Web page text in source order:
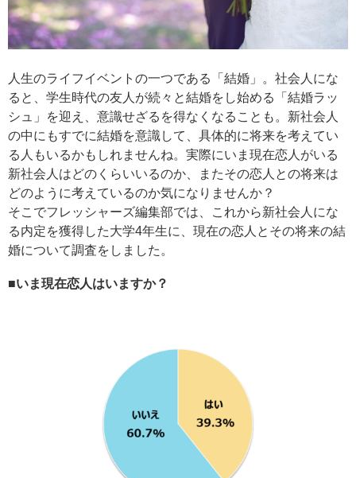
人生のライフイベントの一つである「結婚」。社会人にな
ると、学生時代の友人が続々と結婚をし始める「結婚ラッ
シュ」を迎え、意識せざるを得なくなることも。新社会人
の中にもすでに結婚を意識して、具体的に将来を考えてい
る人もいるかもしれませんね。実際にいま現在恋人がいる
新社会人はどのくらいいるのか、またその恋人との将来は
どのように考えているのか気になりませんか？
そこでフレッシャーズ編集部では、これから新社会人にな
る内定を獲得した大学4年生に、現在の恋人とその将来の結
婚について調査をしました。
■いま現在恋人はいますか？